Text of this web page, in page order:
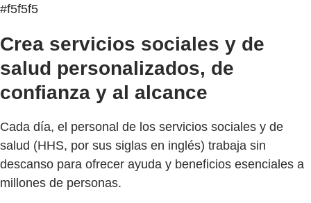
#f5f5f5
Crea servicios sociales y de
salud personalizados, de
confianza y al alcance
Cada día, el personal de los servicios sociales y de
salud (HHS, por sus siglas en inglés) trabaja sin
descanso para ofrecer ayuda y beneficios esenciales a
millones de personas.